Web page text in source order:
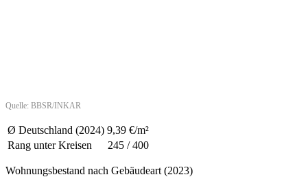
Quelle: BBSR/INKAR
Ø Deutschland (2024) 9,39 €/m²
Rang unter Kreisen
245 / 400
Wohnungsbestand nach Gebäudeart (2023)